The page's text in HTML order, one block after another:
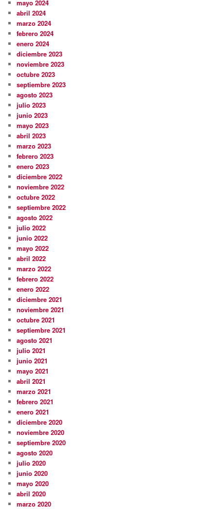
mayo 2024
abril 2024
marzo 2024
febrero 2024
enero 2024
diciembre 2023
noviembre 2023
octubre 2023
septiembre 2023
agosto 2023
julio 2023
junio 2023
mayo 2023
abril 2023
marzo 2023
febrero 2023
enero 2023
diciembre 2022
noviembre 2022
octubre 2022
septiembre 2022
agosto 2022
julio 2022
junio 2022
mayo 2022
abril 2022
marzo 2022
febrero 2022
enero 2022
diciembre 2021
noviembre 2021
octubre 2021
septiembre 2021
agosto 2021
julio 2021
junio 2021
mayo 2021
abril 2021
marzo 2021
febrero 2021
enero 2021
diciembre 2020
noviembre 2020
septiembre 2020
agosto 2020
julio 2020
junio 2020
mayo 2020
abril 2020
marzo 2020